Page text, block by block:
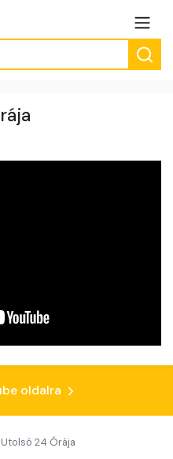
oldalra
24 Órája